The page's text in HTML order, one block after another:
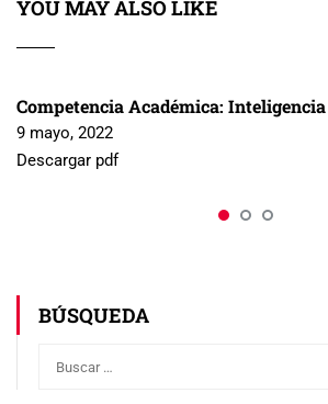
YOU MAY ALSO LIKE
Competencia Académica:
9 mayo, 2022
Descargar pdf
BÚSQUEDA